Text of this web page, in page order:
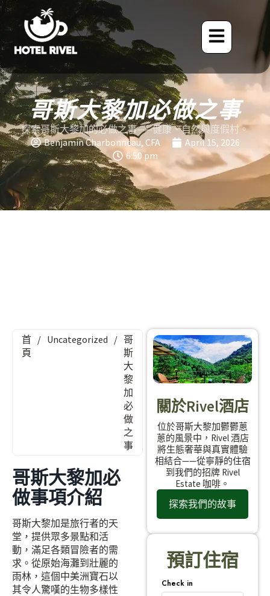
哥斯大黎加必做之事
探索哥斯大黎加的必做之事——健康、自然與度假村。
Benjamin Charbonneau, CFA
April 15, 2026
6:50 pm
首
頁
/ Uncategorized / 哥
斯
大
黎
加
必
做
之
事
哥斯大黎加必
做事項介紹
哥斯大黎加是旅行者的天
堂，提供眾多景點和活
動，滿足各類冒險者的需
求。從原始海灘到壯麗的
雨林，這個中美洲寶石以
其令人驚嘆的生物多樣性
關於Rivel酒店
位於哥斯大黎加鬱鬱蔥
蔥的風景中，Rivel 酒店
將生態奢華與真實體驗
相結合——從寧靜的住宿
到我們的招牌 Rivel
Estate 咖啡。
探索我們的故事
預訂住宿
Check in